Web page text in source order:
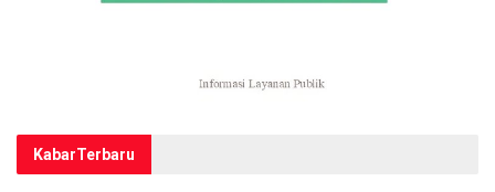
KabarTerbaru